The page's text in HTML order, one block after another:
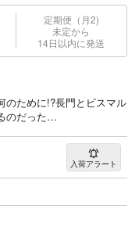
定期便（月2)
未定から
14日以内に発送
のために!?長門とビスマル
のだった…
入荷アラート